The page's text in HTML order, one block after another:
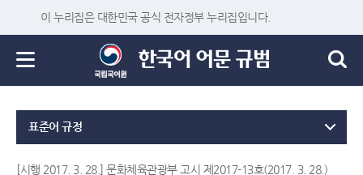
이 누리집은 대한민국 공식 전자정부 누리집입니다.
표준어 규정
[시행 2017. 3. 28.] 문화체육관광부 고시 제2017-13호(2017. 3. 28.)